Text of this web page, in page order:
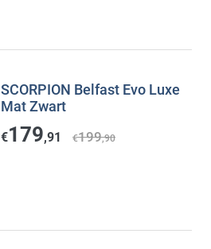
SCORPION Belfast Evo Luxe
Mat Zwart
€179,91 €199,90